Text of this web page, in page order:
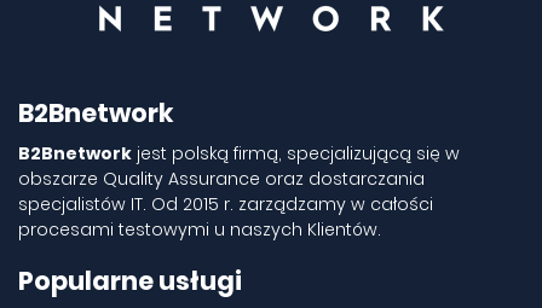
B2Bnetwork
B2Bnetwork jest polską firmą, specjalizującą się w
obszarze Quality Assurance oraz dostarczania
specjalistów IT. Od 2015 r. zarządzamy w całości
procesami testowymi u naszych Klientów.
Popularne usługi